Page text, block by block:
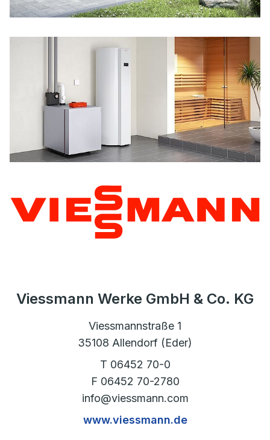
Viessmann Werke GmbH & Co. KG
Viessmannstraße 1
35108 Allendorf (Eder)
T 06452 70-0
F 06452 70-2780
info@viessmann.com
www.viessmann.de